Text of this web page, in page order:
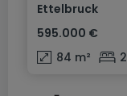
Ettelbruck
595.000 €
84 m² 2